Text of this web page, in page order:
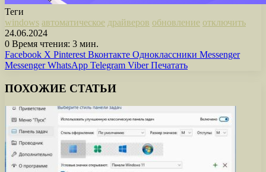
Теги
windows автоматическое драйверов обновление отключить
24.06.2024
0 Время чтения: 3 мин.
Facebook X Pinterest Вконтакте Одноклассники Messenger
Messenger WhatsApp Telegram Viber Печатать
ПОХОЖИЕ СТАТЬИ